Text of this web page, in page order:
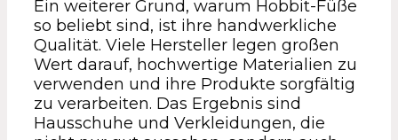
Ein weiterer Grund, warum Hobbit-Füße
so beliebt sind, ist ihre handwerkliche
Qualität. Viele Hersteller legen großen
Wert darauf, hochwertige Materialien zu
verwenden und ihre Produkte sorgfältig
zu verarbeiten. Das Ergebnis sind
Hausschuhe und Verkleidungen, die